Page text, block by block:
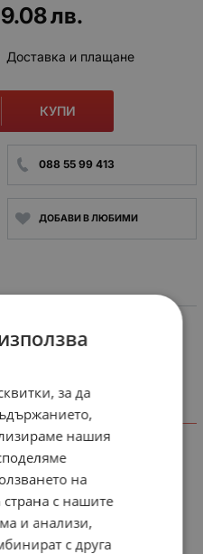
9.08лв.
Доставка и плащане
КУПИ
088 55 99 413
ДОБАВИ В ЛЮБИМИ
за да
нашия
на
с нашите
и анализи,
с друга